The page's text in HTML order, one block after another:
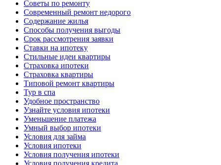
Советы по ремонту
Современный ремонт недорого
Содержание жилья
Способы получения выгоды
Срок рассмотрения заявки
Ставки на ипотеку
Стильные идеи квартиры
Страховка ипотеки
Страховка квартиры
Типовой ремонт квартиры
Тур в спа
Удобное пространство
Узнайте условия ипотеки
Уменьшение платежа
Умный выбор ипотеки
Условия для займа
Условия ипотеки
Условия получения ипотеки
Условия получения кредита